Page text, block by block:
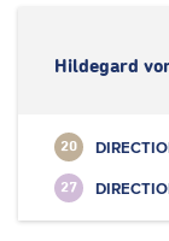
Hildegard
20
27